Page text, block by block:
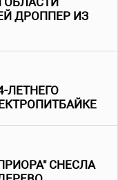
ДРОППЕР ИЗ
ЛЕТНЕГО
СНЕСЛА